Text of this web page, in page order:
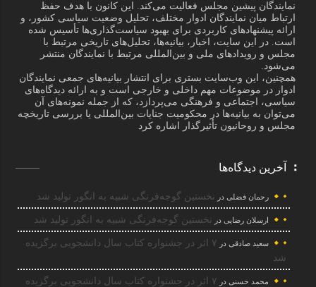
نمایندگان پیشین مجلس فعالیت می‌کند. این کانون با هدف حفظ
ارتباط میان نمایندگان ادوار مختلف، تحلیل وضعیت سیاسی کشور، و
ارائه پیشنهادهای کاربردی برای بهبود سیاست‌گذاری‌ها تأسیس شده
است. در این سایت، اخبار، بیانیه‌ها، تحلیل‌های تاریخی مرتبط با
مجلس و رویدادهای ملی و بین‌المللی مرتبط با نمایندگان منتشر
می‌شود.
همچنین، این وب‌سایت بستری برای انتشار بیانیه‌های جمعی نمایندگان
ادوار در موضوعات مهم داخلی و خارجی است و به ارائه دیدگاه‌های
سیاسی، اجتماعی و فرهنگی می‌پردازد، که از جمله نمونه‌های آن
می‌توان به بیانیه‌ها در محکومیت جنایات بین‌المللی یا بررسی تاریخچه
مجلس و روحانیون تأثیرگذار اشاره کرد
آخرین دیدگاه‌ها
رحمان فضلی در نخستین گوجه‌فرنگی شبیه به انگور تولید شد
ارسلان رضایی در نخستین گوجه‌فرنگی شبیه به انگور تولید شد
سعید صادقی در
۷ اثر در جشنواره کتاب سال دانشجویی برگزیده
شد
محمد حسنی در
۷ اثر در جشنواره کتاب سال دانشجویی برگزیده